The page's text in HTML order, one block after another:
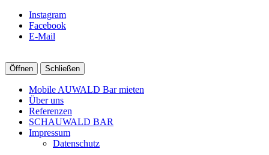
Instagram
Facebook
E-Mail
Öffnen Schließen
Mobile AUWALD Bar mieten
Über uns
Referenzen
SCHAUWALD BAR
Impressum
Datenschutz